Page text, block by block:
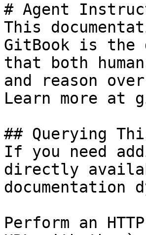
# Agent
This
GitBook is the
that both
and reason
Learn more at
## Querying
If you need
directly
documentation
Perform an